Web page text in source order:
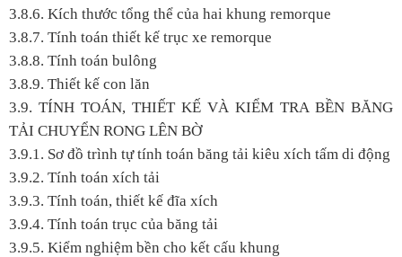
3.8.6. Kích thước tổng thể của hai khung remorque
3.8.7. Tính toán thiết kế trục xe remorque
3.8.8. Tính toán bulông
3.8.9. Thiết kế con lăn
3.9. TÍNH TOÁN, THIẾT KẾ VÀ KIỂM TRA BỀN BĂNG
TẢI CHUYỂN RONG LÊN BỜ
3.9.1. Sơ đồ trình tự tính toán băng tải kiêu xích tấm di động
3.9.2. Tính toán xích tải
3.9.3. Tính toán, thiết kế đĩa xích
3.9.4. Tính toán trục của băng tải
3.9.5. Kiểm nghiệm bền cho kết cấu khung